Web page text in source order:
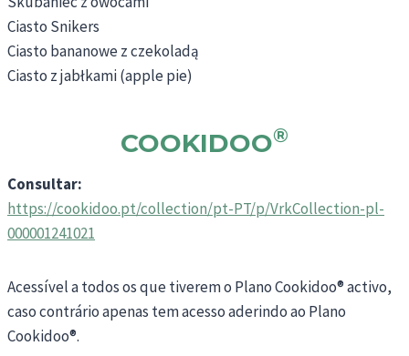
Ciasto Snikers
Ciasto bananowe z czekoladą
Ciasto z jabłkami (apple pie)
COOKIDOO®
Consultar:
https://cookidoo.pt/collection/pt-PT/p/VrkCollection-pl-
000001241021
Acessível a todos os que tiverem o Plano Cookidoo® activo,
caso contrário apenas tem acesso aderindo ao Plano
Cookidoo®.